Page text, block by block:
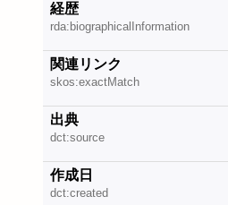
経歴
rda:biographicalInformation
関連リンク
skos:exactMatch
出典
dct:source
作成日
dct:created